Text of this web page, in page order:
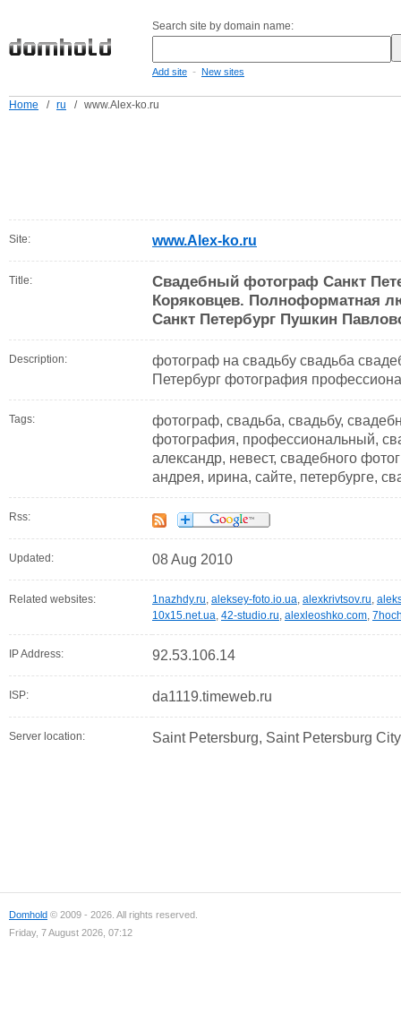
Search site by domain name:
Add site - New sites
Home / ru / www.Alex-ko.ru
Site: www.Alex-ko.ru
Title:
Свадебный фотограф Санкт
Коряковцев. Полноформатная
Санкт Петербург Пушкин
Description:
фотограф на свадьбу свадьба
Петербург фотография
Tags:
фотограф, свадьба, свадьбу,
фотография, профессиональный,
александр, невест, свадебного
андрея, ирина, сайте, петербурге,
Rss:
Updated: 08 Aug 2010
Related websites: 1nazhdy.ru, aleksey-foto.io.ua, alexkrivtsov.ru,
10x15.net.ua, 42-studio.ru, alexleoshko.com,
IP Address: 92.53.106.14
ISP: da1119.timeweb.ru
Server location: Saint Petersburg, Saint Petersburg
Domhold © 2009 - 2026. All rights reserved.
Friday, 7 August 2026, 07:12